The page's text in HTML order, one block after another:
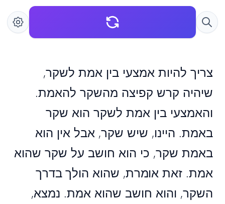
צריך להיות אמצעי בין אמת לשקר,
שיהיה קרש קפיצה מהשקר להאמת.
והאמצעי בין אמת לשקר הוא שקר
באמת. היינו, שיש שקר, אבל אין הוא
באמת שקר, כי הוא חושב על שקר שהוא
אמת. זאת אומרת, שהוא הולך בדרך
השקר, והוא חושב שהוא אמת. נמצא,